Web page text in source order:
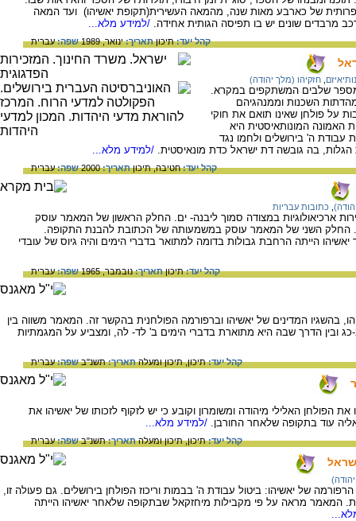
של כארבע מאות שנה, מהמאה העשירית(תקופת יאשיהו) ועד המאה
מרבדים שונים יש בו תפיסה הגותית אחידה. /למידע מלא...
קהל יעד:תיכוןתאריך:ינואר, 1989 שפה:עברית
חזקיהו (מלך יהודה)
שלבים המשתקפים במקרא.
השכנות וממנהגיהם
על פולחן שאינו תואם את חוקי
המונותאיסטית היא
עבודת ה' בירושלים ולחמו נגד
בה גובשה דת ישראל כדת מונאיסטית. /למידע מלא...
קהל יעד:חטיבה,תיכוןתאריך:2000 שפה:עברית
כתובות עבריות
ארכיאולוגיות במצודה סמוך ליבנה- ים. החלק הראשון של המאמר עוסק
החלק השני של המאמר עוסק במשמעותה של הכתובת להבנת התקופה.
הייתה הרחבת גבולות בדומה למתואר בדברי הימים והיה גיוס של עובדי
קהל יעד:תיכוןתאריך:נובמבר, 1965 שפה:עברית
בהשגיו המדינים של יאשיהו וברפורמה הפולחנית בהקשר זה. המאמר משווה בין
ובין הדרך שבה היא מתוארת בדברי הימים ב' לד- לה, ומצביע על המגמתיות
קהל יעד:תיכון,תיכון ומעלהתאריך:תשנ"בשפה:עברית
האלילי מיהודה ומשומרון וקובע כי יש לזקוף לזכותו של יאשיהו את
עוד בתקופה שלאחר החורבן. /למידע מלא...
קהל יעד:תיכון,תיכון ומעלהתאריך:תשנ"בשפה:עברית
של יאשיהו: ביטול עבודת ה' בבמות וריכוז הפולחן בירושלים. גם פעולה זו,
המאמר מראה על פי מקבילות מיחזקאל שבתקופה שלאחר יאשיהו הייתה